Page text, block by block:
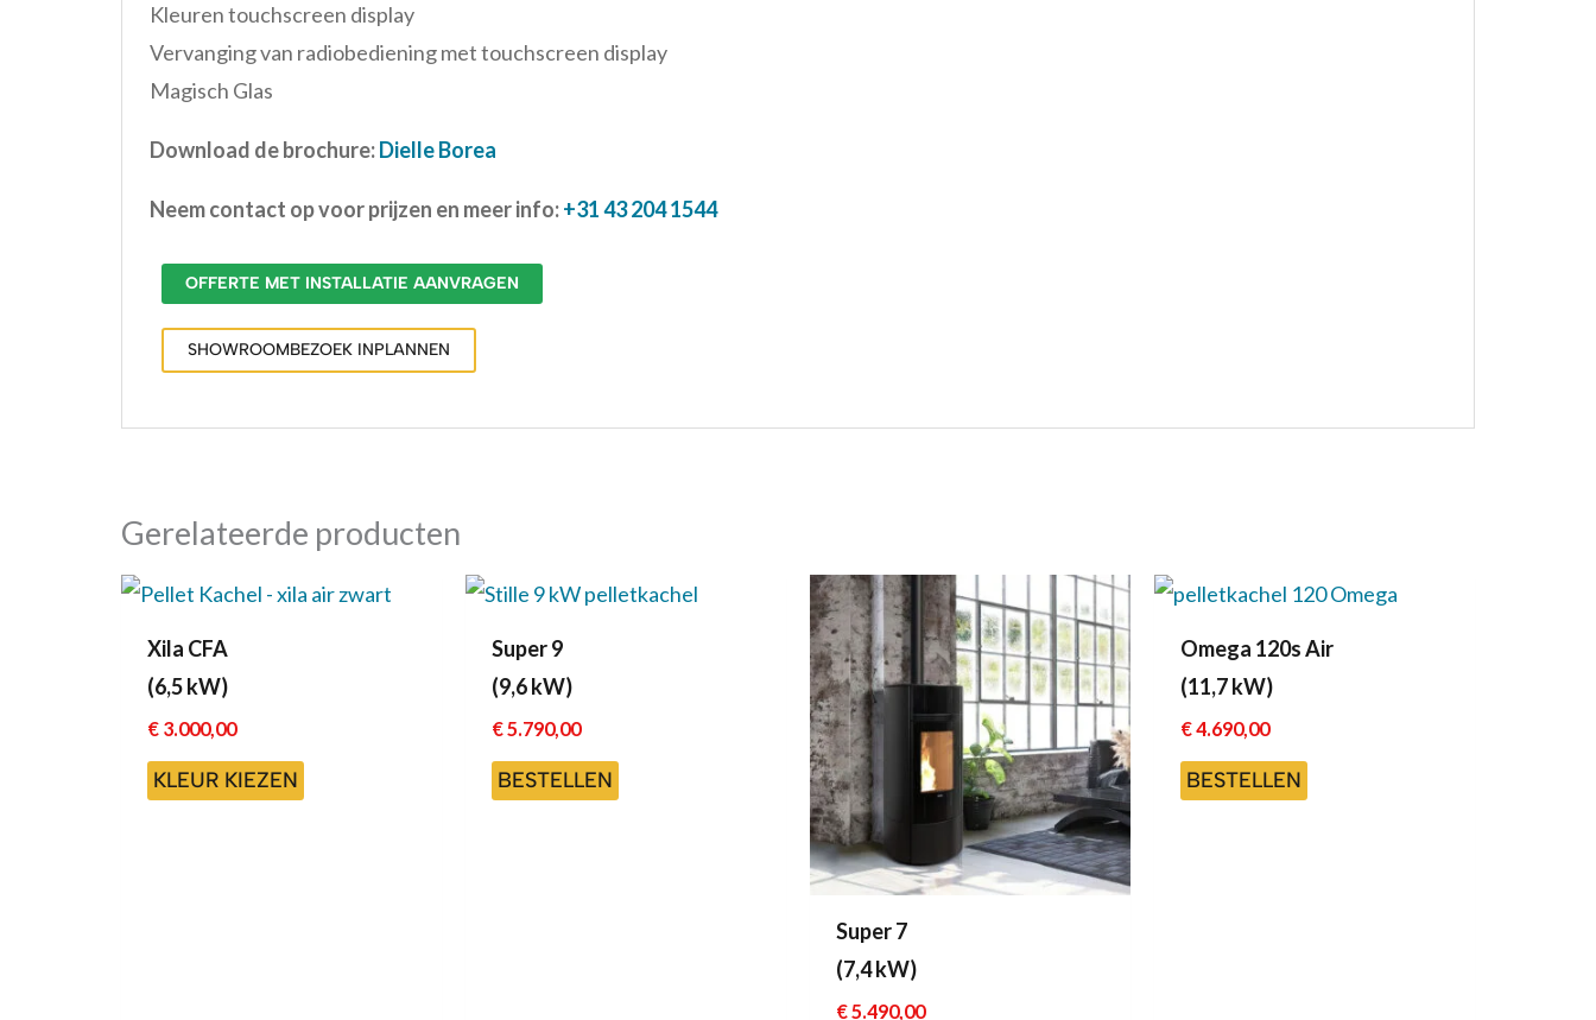
Kleuren touchscreen display
Vervanging van radiobediening met touchscreen display
Magisch Glas
Download de brochure:Dielle Borea
Neem contact op voor prijzen en meer info:+31 43 204 1544
OFFERTE MET INSTALLATIE AANVRAGEN
SHOWROOMBEZOEK INPLANNEN
Gerelateerde producten
Xila CFA
(6,5 kW)
€3.000,00
KLEUR KIEZEN
Dit
Super 9
(9,6 kW)
€5.790,00
BESTELLEN
Super 7
(7,4 kW)
€5.490,00
Omega 120s Air
(11,7 kW)
€4.690,00
BESTELLEN